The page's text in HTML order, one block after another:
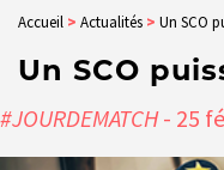
Accueil > Actualités > Un SCO
Un SCO
#JOURDEMATCH- 25